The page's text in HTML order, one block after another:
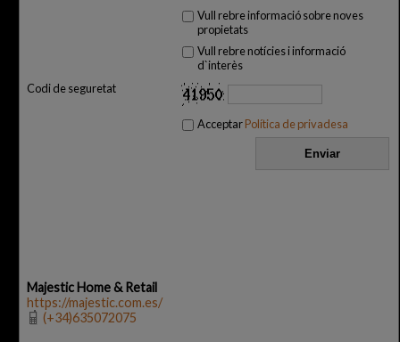
Vull rebre informació sobre noves
propietats
Vull rebre notícies i informació
d`interès
Codi de seguretat
AcceptarPolítica de privadesa
Majestic Home & Retail
https://majestic.com.es/
(+34)635072075